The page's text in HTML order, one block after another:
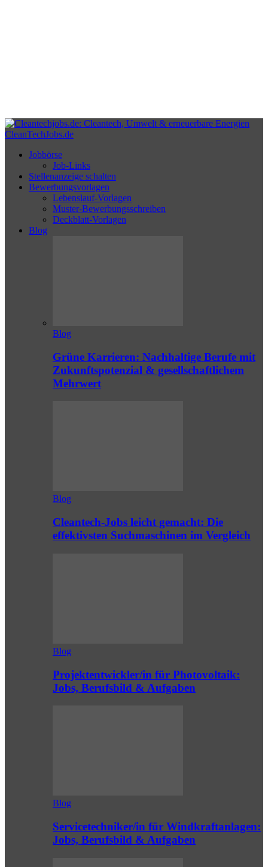
CleanTechJobs.de
Jobbörse
Job-Links
Stellenanzeige schalten
Bewerbungsvorlagen
Lebenslauf-Vorlagen
Muster-Bewerbungsschreiben
Deckblatt-Vorlagen
Blog
Blog
Grüne Karrieren: Nachhaltige Berufe mit
Zukunftspotenzial & gesellschaftlichem
Mehrwert
Blog
Cleantech-Jobs leicht gemacht: Die
effektivsten Suchmaschinen im Vergleich
Blog
Projektentwickler/in für Photovoltaik:
Jobs, Berufsbild & Aufgaben
Blog
Servicetechniker/in für Windkraftanlagen:
Jobs, Berufsbild & Aufgaben